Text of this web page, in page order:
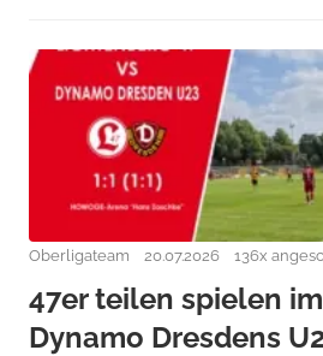
Oberligateam 20.07.2026 136x
47er teilen spielen
Dynamo Dresdens